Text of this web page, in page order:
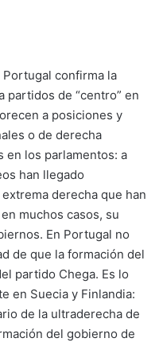
confirma la
partidos de “centro” en
a posiciones y
o de derecha
en los parlamentos: a
han llegado
derecha que han
muchos casos, su
En Portugal no
de que la formación del
partido Chega. Es lo
en Suecia y Finlandia:
de la ultraderecha de
del gobierno de